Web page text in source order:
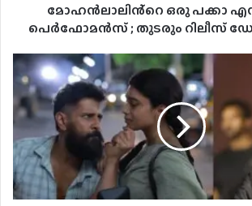
മോഹൻലാലിൻ്റെ ഒരു പക്കാ
പെർഫോമൻസ് ; തുടരും റിലീസ് ഡേറ്റ്